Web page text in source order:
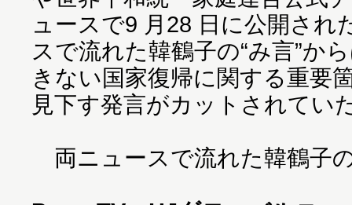
ュースで9 月28 日に公開され
スで流れた韓鶴子の“み言”か
きない国家復帰に関する重要
見下す発言がカットされてい
両ニュースで流れた韓鶴子